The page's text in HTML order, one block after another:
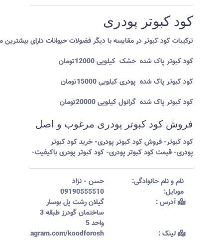
کود کبوتر پودری
ترکیبات کود کبوتر در مقایسه با دیگر فضولات حیوانات دارای
کود کبوتر پاک شده خشک کیلویی 12000تومان
کود کبوتر پاک شده پودری کیلویی 15000تومان
کود کبوتر پاک شده گرانول کیلویی 20000تومان
فروش کود کبوتر پودری مرغوب و اصل
کود کبوتر- فروش کود کبوتر پودری- خرید کود کبوتر
پودری- قیمت کود کبوتر پودری- کود کبوتر پودری باکیفیت-
نام و نام خانوادگی:‌ حسن - نژاد
موبایل:‌
09190555510
آدرس :‌
گیلان رشت پل بوسار
ساختمان گودرز طبقه 3
واحد 5
لینک :‌
instagram.com/koodforosh